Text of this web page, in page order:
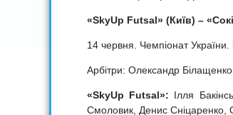
«SkyUp Futsal» (Київ) –
14 червня. Чемпіонат
Арбітри: Олександр
«SkyUp Futsal»: Ілля
Смоловик, Денис Сніцаренко,